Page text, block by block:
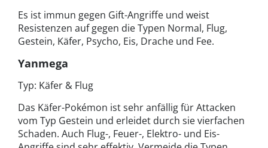
Es ist immun gegen Gift-Angriffe und weist
Resistenzen auf gegen die Typen Normal, Flug,
Gestein, Käfer, Psycho, Eis, Drache und Fee.
Yanmega
Typ: Käfer & Flug
Das Käfer-Pokémon ist sehr anfällig für Attacken
vom Typ Gestein und erleidet durch sie vierfachen
Schaden. Auch Flug-, Feuer-, Elektro- und Eis-